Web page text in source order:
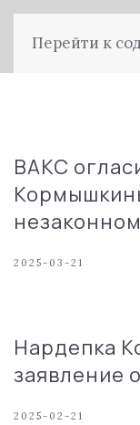
Перейти к
ВАКС
2025-03-21
Нардепка
заявление
2025-02-21